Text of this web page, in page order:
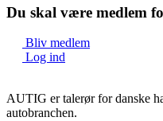
Rigtig god...
Du skal være medlem
Bliv medlem
Log ind
AUTIG er talerør for danske
autobranchen.